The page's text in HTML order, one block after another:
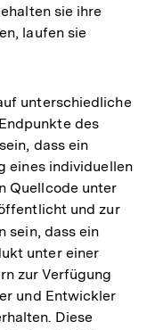
sie ihre
laufen sie
unterschiedliche
des
dass ein
eines individuellen
Quellcode unter
und zur
sein, dass ein
unter einer
zur Verfügung
und Entwickler
Diese